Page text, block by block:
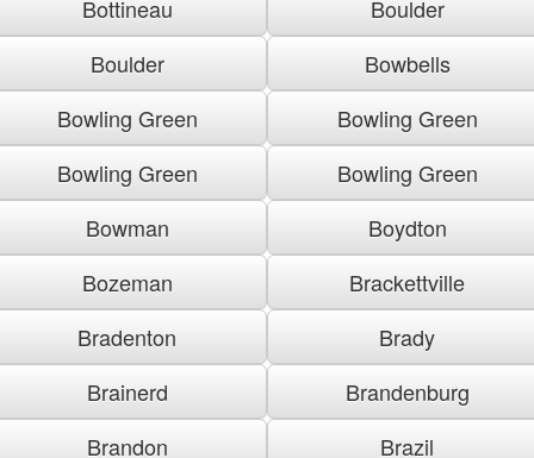
Bottineau
Boulder
Boulder
Bowbells
Bowling Green
Bowling Green
Bowling Green
Bowling Green
Bowman
Boydton
Bozeman
Brackettville
Bradenton
Brady
Brainerd
Brandenburg
Brandon
Brazil